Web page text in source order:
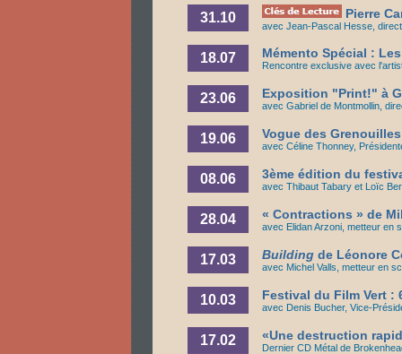
31.10 Pierre
avec Jean-Pascal Hesse,
18.07 Mémento Spécial :
Rencontre exclusive avec
23.06 Exposition "Print!" à
avec Gabriel de Montmollin,
19.06 Vogue des
avec Céline Thonney,
08.06 3ème édition du
avec Thibaut Tabary et Loïc
28.04 « Contractions » de
avec Elidan Arzoni, metteur en
17.03 Building de Léonore
avec Michel Valls, metteur en
10.03 Festival du Film Vert :
avec Denis Bucher, Vice-
17.02 «Une destruction
Dernier CD Métal de